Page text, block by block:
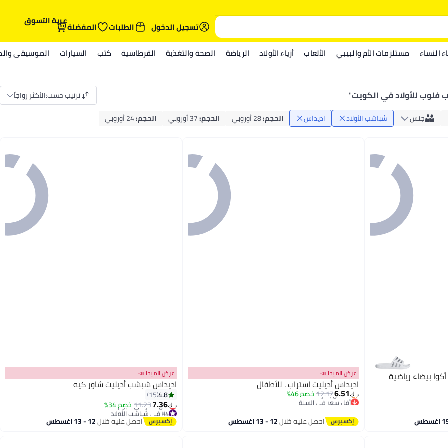
تسجيل الدخول
الطلبات المفضلةعربة التسوق
النساء مستلزمات الأم والبيبي الألعاب أزياء الأولاد الرياضة الصحة والتغذية القرطاسية كتب السيارات الموسيقى
فلوب للأولاد في الكويت" ترتيب حسب:الأكثر رواجاً
جنس شباشب الأولاد اديداس الحجم:28 أوروبي الحجم:37 أوروبي الحجم:24 أوروبي
عرض الميجا 📣
اديداس أديليت استراب . للأطفال
د.ك‏6.51
12.17خصم 46%
أقل سعر في السنة
بتخلّص بسرعة
أقل سعر في السنة
احصل عليه خلال12 - 13 اغسطس
عرض الميجا 📣
اديداس شبشب أديليت شاور كيه
4.8
15
د.ك‏7.36
11.23 خصم 34%
#4 في شباشب الأولاد
أقل سعر في 7 يوم
#4 في شباشب الأولاد
احصل عليه خلال12 - 13 اغسطس